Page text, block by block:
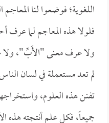
اللغوية؛ فوضعوا لنا
فلولا هذه المعاجم لما عرف
ولا عرف معنى "الأَبِّ"، ولا
لم تعد مستعملة في لسان
تفنن هذه العلوم،
جميعاً، فكل علم أنتجته هذه